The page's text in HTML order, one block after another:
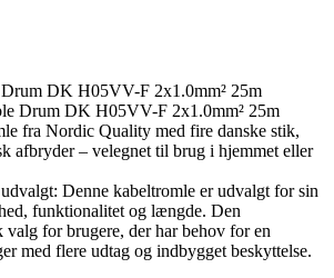
DK H05VV-F 2x1.0mm² 25m
fra Nordic Quality med fire danske stik,
afbryder – velegnet til brug i hjemmet eller
Denne kabeltromle er udvalgt for sin
funktionalitet og længde. Den
valg for brugere, der har behov for en
med flere udtag og indbygget beskyttelse.